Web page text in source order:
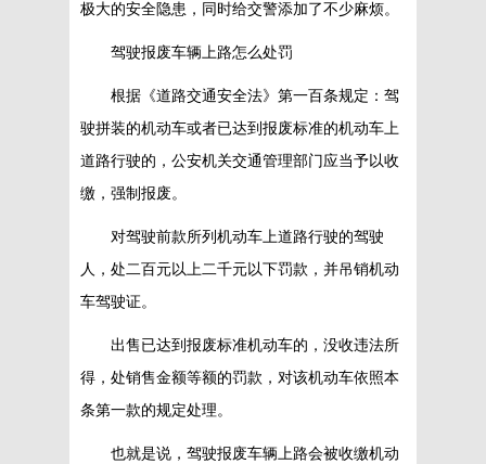
极大的安全隐患，同时给交警添加了不少麻烦。
驾驶报废车辆上路怎么处罚
根据《道路交通安全法》第一百条规定：驾
驶拼装的机动车或者已达到报废标准的机动车上
道路行驶的，公安机关交通管理部门应当予以收
缴，强制报废。
对驾驶前款所列机动车上道路行驶的驾驶
人，处二百元以上二千元以下罚款，并吊销机动
车驾驶证。
出售已达到报废标准机动车的，没收违法所
得，处销售金额等额的罚款，对该机动车依照本
条第一款的规定处理。
也就是说，驾驶报废车辆上路会被收缴机动